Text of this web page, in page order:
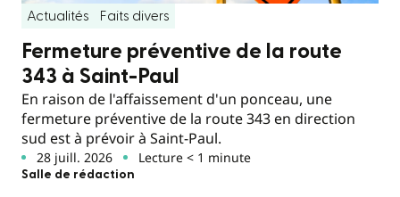
Actualités Faits divers
Fermeture préventive de la route
343 à Saint-Paul
En raison de l'affaissement d'un ponceau, une
fermeture préventive de la route 343 en direction
sud est à prévoir à Saint-Paul.
28 juill. 2026 Lecture < 1 minute
Salle de rédaction